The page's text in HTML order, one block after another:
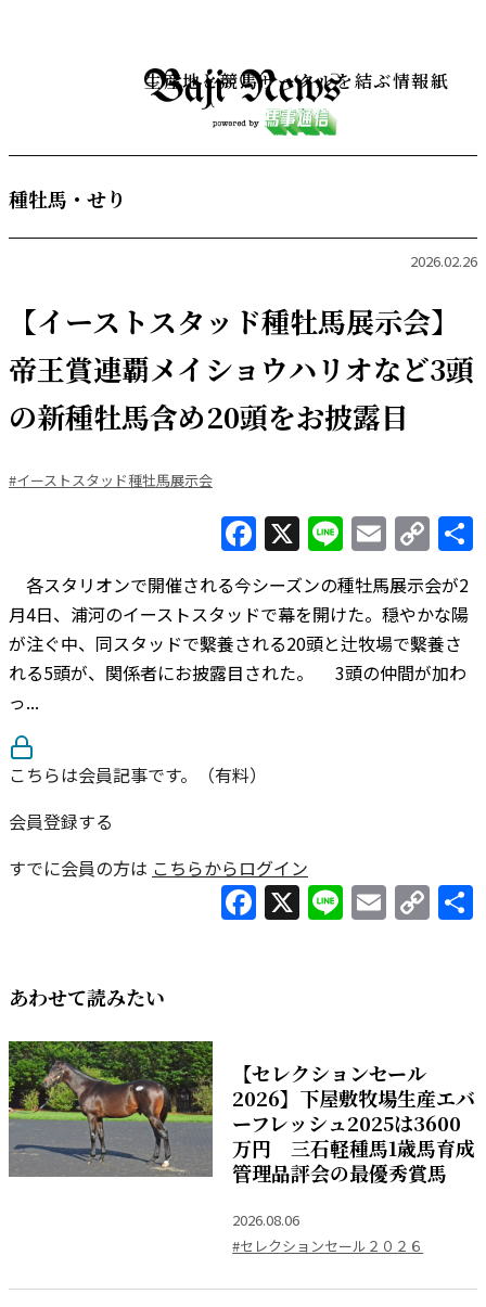
生産地と競馬サークルを結ぶ情報紙
種牡馬・せり
2026.02.26
【イーストスタッド種牡馬展示会】
帝王賞連覇メイショウハリオなど3頭
の新種牡馬含め20頭をお披露目
#イーストスタッド種牡馬展示会
Facebook
X LineEmail
各スタリオンで開催される今シーズンの種牡馬展示会が2
月4日、浦河のイーストスタッドで幕を開けた。穏やかな陽
が注ぐ中、同スタッドで繫養される20頭と辻牧場で繫養さ
れる5頭が、関係者にお披露目された。 3頭の仲間が加わ
っ...
こちらは会員記事です。（有料）
会員登録する
すでに会員の方は こちらからログイン
Facebook
X LineEmail
あわせて読みたい
【セレクションセール
2026】下屋敷牧場生産エバ
ーフレッシュ2025は3600
万円 三石軽種馬1歳馬育成
管理品評会の最優秀賞馬
2026.08.06
#セレクションセール２０２６